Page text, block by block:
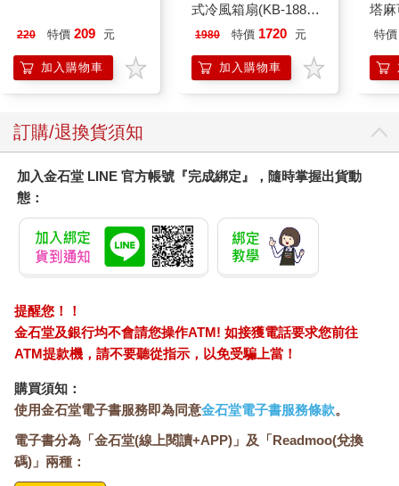
220 特價 209 元
加入購物車
式冷風箱扇(KB-1881
按鍵在上方)
1980 特價 1720 元
加入購物車
塔
園
特價
訂購/退換貨須知
加入金石堂 LINE 官方帳號『完成綁定』，隨時掌握出貨動
態：
提醒您！！
金石堂及銀行均不會請您操作ATM! 如接獲電話要求您前往
ATM提款機，請不要聽從指示，以免受騙上當！
購買須知：
使用金石堂電子書服務即為同意金石堂電子書服務條款。
電子書分為「金石堂(線上閱讀+APP)」及「Readmoo(兌換
碼)」兩種：